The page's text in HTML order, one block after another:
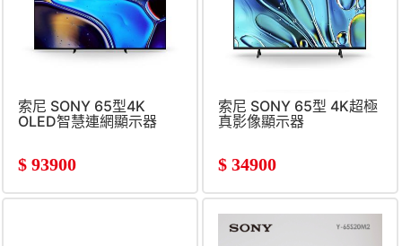
索尼 SONY 65型4K
OLED智慧連網顯示器
$ 93900
索尼 SONY 65型 4K超極
真影像顯示器
$ 34900